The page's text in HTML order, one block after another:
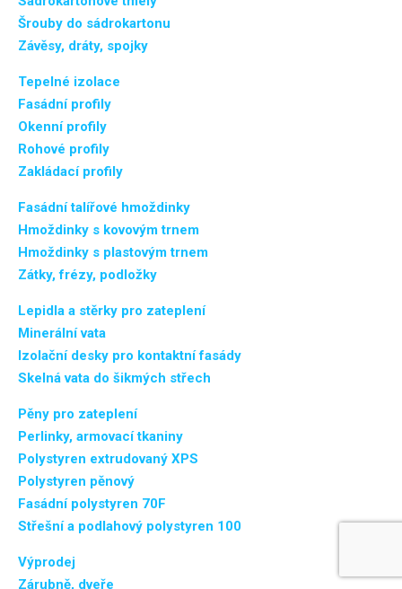
Šrouby do sádrokartonu
Závěsy, dráty, spojky
Tepelné izolace
Fasádní profily
Okenní profily
Rohové profily
Zakládací profily
Fasádní talířové hmoždinky
Hmoždinky s kovovým trnem
Hmoždinky s plastovým trnem
Zátky, frézy, podložky
Lepidla a stěrky pro zateplení
Minerální vata
Izolační desky pro kontaktní fasády
Skelná vata do šikmých střech
Pěny pro zateplení
Perlinky, armovací tkaniny
Polystyren extrudovaný XPS
Polystyren pěnový
Fasádní polystyren 70F
Střešní a podlahový polystyren 100
Výprodej
Zárubně, dveře